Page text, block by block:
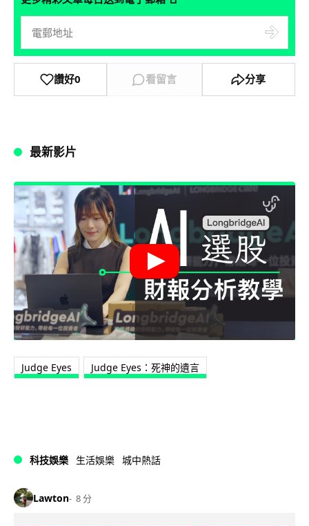
讚好0 看留言 分享
最新影片
Judge Eyes Judge Eyes：死神的遺言
科技娛樂 生活娛樂 城中熱話
Lawton 8 分